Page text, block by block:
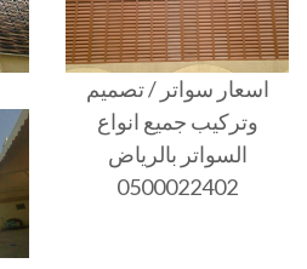
اسعار سواتر / تصميم
وتركيب جميع انواع
السواتر بالرياض
0500022402